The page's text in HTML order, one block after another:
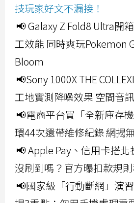
技玩家好文不漏接！
📢 Galaxy Z Fold8 Ultra開
工效能 同時爽玩Pokemon
Bloom
📢Sony 1000X THE
工地實測降噪效果 空間音
📢電商平台買「全新庫存
環44次還帶維修紀錄 網揭
📢 Apple Pay、信用卡搭
沒刷到嗎？官方曝扣款規
📢國家級「行動斷網」演